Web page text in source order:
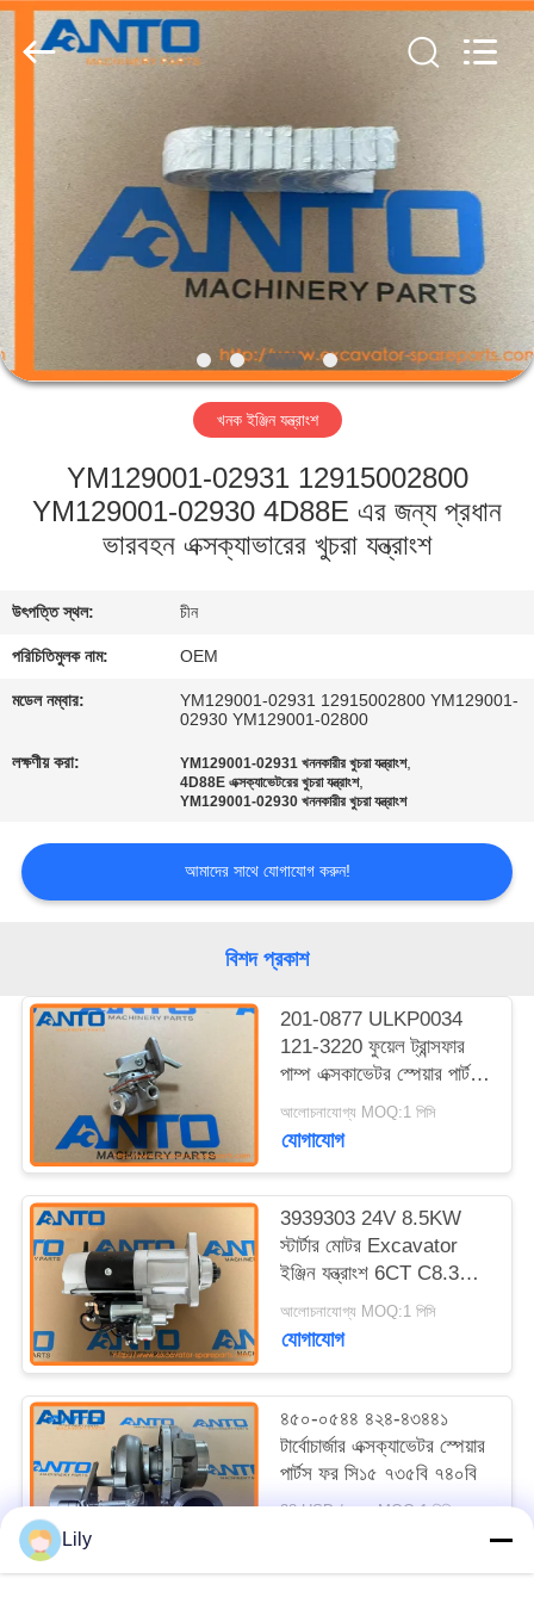
পণ্য
আমাদের
সম্পর্কে
কারখানা
মান
ব্লগ
সাইট
ম্যাপ
নীতি
Guangzhou
Machinery
Parts
Co.,Ltd..
খনক ইঞ্জিন যন্ত্রাংশ
YM129001-02931 12915002800
YM129001-02930 4D88E এর জন্য প্রধান
ভারবহন এক্সক্যাভারের খুচরা যন্ত্রাংশ
উৎপত্তি স্থল: চীন
পরিচিতিমুলক নাম: OEM
মডেল নম্বার:
YM129001-02931 12915002800 YM129001-
02930 YM129001-02800
লক্ষণীয় করা: YM129001-02931 খননকারীর খুচরা যন্ত্রাংশ,
4D88E এক্সক্যাভেটরের খুচরা যন্ত্রাংশ,
YM129001-02930 খননকারীর খুচরা যন্ত্রাংশ
আমাদের সাথে যোগাযোগ করুন!
বিশদ প্রকাশ
201-0877 ULKP0034
121-3220 ফুয়েল ট্রান্সফার
পাম্প এক্সকাভেটর স্পেয়ার পার্টস
312B L C3.3 এর জন্য
উপযুক্ত
আলোচনাযোগ্য MOQ:1 পিসি
যোগাযোগ
3939303 24V 8.5KW
স্টার্টার মোটর Excavator
ইঞ্জিন যন্ত্রাংশ 6CT C8.3
37MT জন্য ফিটিং
আলোচনাযোগ্য MOQ:1 পিসি
যোগাযোগ
৪৫০-০৫৪৪ ৪২৪-৪৩৪৪১
টার্বোচার্জার এক্সক্যাভেটর স্পেয়ার
পার্টস ফর সি১৫ ৭৩৫বি ৭৪০বি
38 USD / pcs MOQ:1 পিসি
Lily